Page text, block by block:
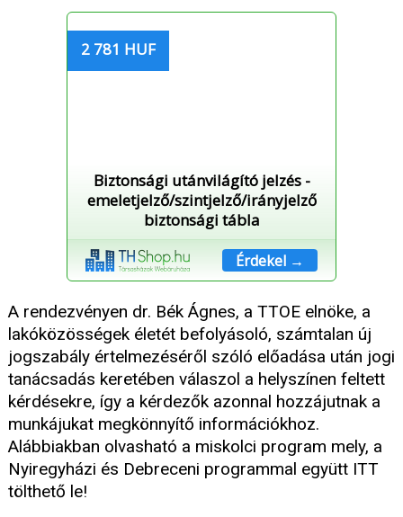
2 781 HUF
Biztonsági utánvilágító jelzés -
emeletjelző/szintjelző/irányjelző
biztonsági tábla
Érdekel →
A rendezvényen dr. Bék Ágnes, a TTOE elnöke, a
lakóközösségek életét befolyásoló, számtalan új
jogszabály értelmezéséről szóló előadása után jogi
tanácsadás keretében válaszol a helyszínen feltett
kérdésekre, így a kérdezők azonnal hozzájutnak a
munkájukat megkönnyítő információkhoz.
Alábbiakban olvasható a miskolci program mely, a
Nyiregyházi és Debreceni programmal együtt ITT
tölthető le!